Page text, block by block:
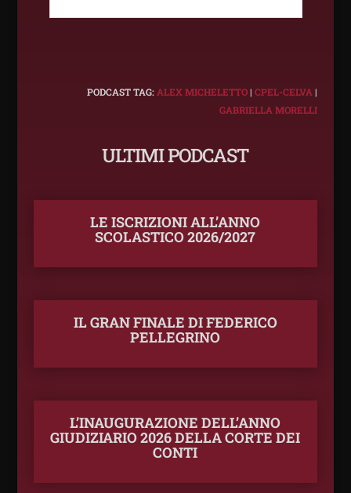
PODCAST TAG: ALEX MICHELETTO|CPEL-CELVA |
GABRIELLA MORELLI
ULTIMI PODCAST
LE ISCRIZIONI ALL’ANNO
SCOLASTICO 2026/2027
IL GRAN FINALE DI FEDERICO
PELLEGRINO
L’INAUGURAZIONE DELL’ANNO
GIUDIZIARIO 2026 DELLA CORTE DEI
CONTI